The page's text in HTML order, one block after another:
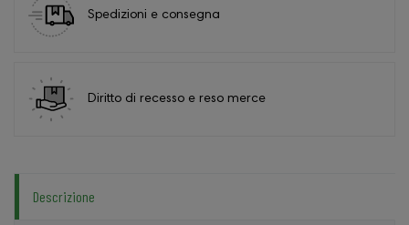
Spedizioni e consegna
Diritto di recesso e reso merce
Descrizione